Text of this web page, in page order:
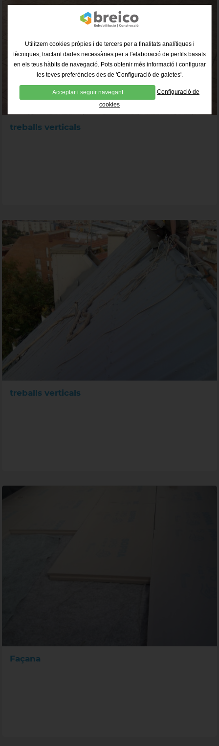
treballs verticals
treballs verticals
Façana
Utilitzem cookies pròpies i de tercers per a finalitats analítiques i
tècniques, tractant dades necessàries per a l'elaboració de perfils basats
en els teus hàbits de navegació. Pots obtenir més informació i configurar
les teves preferències des de 'Configuració de galetes'.
Acceptar i seguir navegant
Configuració de
cookies